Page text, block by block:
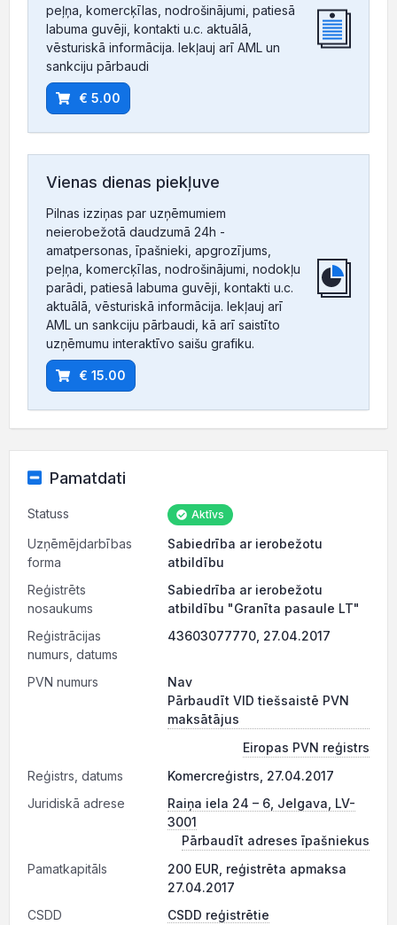
peļņa, komercķīlas, nodrošinājumi, patiesā
labuma guvēji, kontakti u.c. aktuālā,
vēsturiskā informācija. Iekļauj arī AML un
sankciju pārbaudi
€ 5.00
Vienas dienas piekļuve
Pilnas izziņas par uzņēmumiem
neierobežotā daudzumā 24h -
amatpersonas, īpašnieki, apgrozījums,
peļņa, komercķīlas, nodrošinājumi, nodokļu
parādi, patiesā labuma guvēji, kontakti u.c.
aktuālā, vēsturiskā informācija. Iekļauj arī
AML un sankciju pārbaudi, kā arī saistīto
uzņēmumu interaktīvo saišu grafiku.
€ 15.00
Pamatdati
Statuss Aktīvs
Uzņēmējdarbības
forma
Sabiedrība ar ierobežotu
atbildību
Reģistrēts
nosaukums
Sabiedrība ar ierobežotu
atbildību "Granīta pasaule LT"
Reģistrācijas
numurs, datums
43603077770, 27.04.2017
PVN numurs
Nav
Pārbaudīt VID tiešsaistē PVN
maksātājus
Eiropas PVN reģistrs
Reģistrs, datums
Komercreģistrs, 27.04.2017
Juridiskā adrese
Raiņa iela 24 – 6, Jelgava, LV-
3001
Pārbaudīt adreses īpašniekus
Pamatkapitāls
200 EUR, reģistrēta apmaksa
27.04.2017
CSDD
CSDD reģistrētie